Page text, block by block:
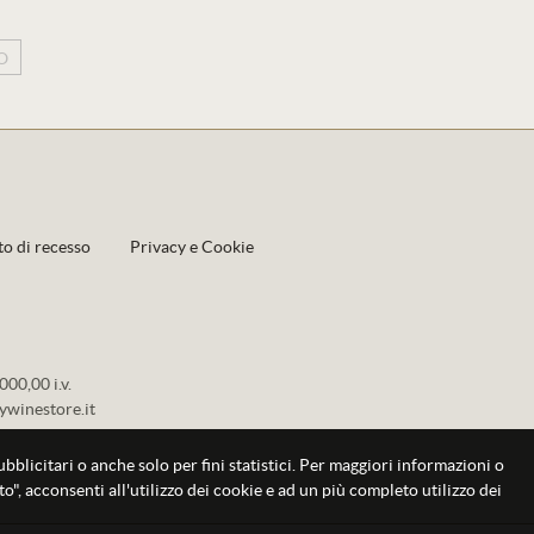
di recesso Privacy e Cookie
o anche solo per fini statistici. Per maggiori informazioni o
acconsenti all'utilizzo dei cookie e ad un più completo utilizzo dei
i.v.